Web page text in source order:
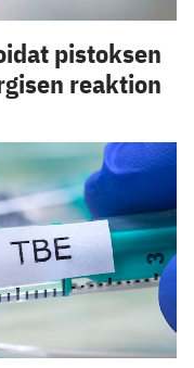
pistoksen
reaktion